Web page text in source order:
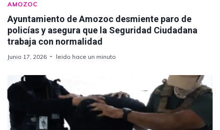
AMOZOC
Ayuntamiento de Amozoc desmiente paro de
policías y asegura que la Seguridad Ciudadana
trabaja con normalidad
Junio 17, 2026 leido hace un minuto